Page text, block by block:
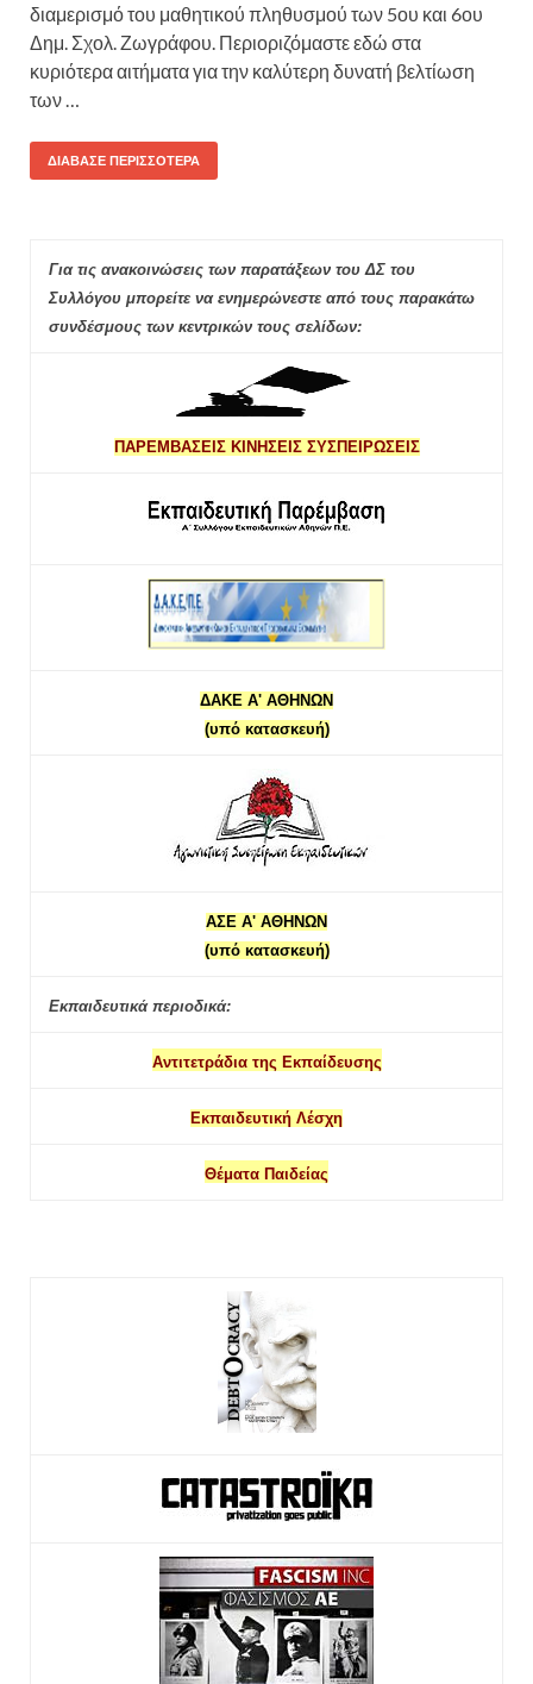
διαμερισμό του μαθητικού πληθυσμού των 5ου και 6ου
Δημ. Σχολ. Ζωγράφου. Περιοριζόμαστε εδώ στα
κυριότερα αιτήματα για την καλύτερη δυνατή βελτίωση
των …
ΔΙΆΒΑΣΕ ΠΕΡΙΣΣΌΤΕΡΑ
Για τις ανακοινώσεις των παρατάξεων του ΔΣ του
Συλλόγου μπορείτε να ενημερώνεστε από τους παρακάτω
συνδέσμους των κεντρικών τους σελίδων:
ΠΑΡΕΜΒΑΣΕΙΣ ΚΙΝΗΣΕΙΣ ΣΥΣΠΕΙΡΩΣΕΙΣ
ΔΑΚΕ Α' ΑΘΗΝΩΝ
(υπό κατασκευή)
ΑΣΕ Α' ΑΘΗΝΩΝ
(υπό κατασκευή)
Εκπαιδευτικά περιοδικά:
Αντιτετράδια της Εκπαίδευσης
Εκπαιδευτική Λέσχη
Θέματα Παιδείας